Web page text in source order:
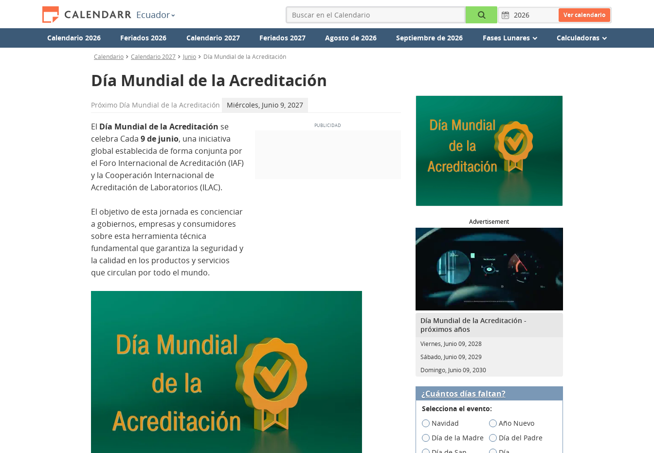
Ecuador Ver calendario
Calendario 2026 Feriados 2026 Calendario 2027 Feriados 2027 Agosto de 2026 Septiembre de 2026 Fases Lunares Calculadoras
Calendario Calendario 2027 Junio Día Mundial de la Acreditación
Día Mundial de la Acreditación
Próximo Día Mundial de la Acreditación Miércoles, Junio 9, 2027
El Día Mundial de la Acreditación se
celebra Cada 9 de junio, una iniciativa
global establecida de forma conjunta por
el Foro Internacional de Acreditación (IAF)
y la Cooperación Internacional de
Acreditación de Laboratorios (ILAC).
El objetivo de esta jornada es concienciar
a gobiernos, empresas y consumidores
sobre esta herramienta técnica
fundamental que garantiza la seguridad y
la calidad en los productos y servicios
que circulan por todo el mundo.
Advertisement
Día Mundial de la Acreditación -
próximos años
Viernes, Junio 09, 2028
Sábado, Junio 09, 2029
Domingo, Junio 09, 2030
¿Cuántos días faltan?
Selecciona el evento:
Navidad
Año Nuevo
Día de la Madre
Día del Padre